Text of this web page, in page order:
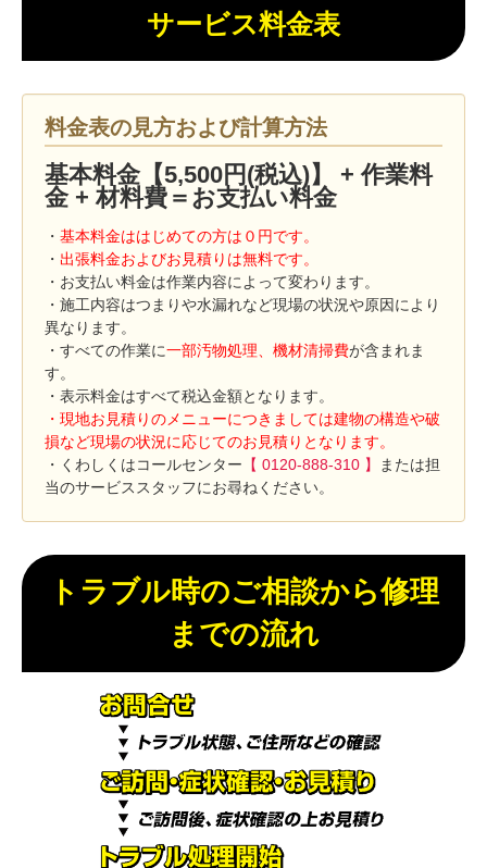
サービス料金表
料金表の見方および計算方法
基本料金【5,500円(税込)】 + 作業料
金 + 材料費＝お支払い料金
・ 基本料金ははじめての方は０円です。
・ 出張料金およびお見積りは無料です。
・お支払い料金は作業内容によって変わります。
・施工内容はつまりや水漏れなど現場の状況や原因により
異なります。
・すべての作業に一部汚物処理、機材清掃費が含まれま
す。
・表示料金はすべて税込金額となります。
・現地お見積りのメニューにつきましては建物の構造や破
損など現場の状況に応じてのお見積りとなります。
・くわしくはコールセンター 【 0120-888-310 】
または担
当のサービススタッフにお尋ねください。
トラブル時のご相談から修理
までの流れ